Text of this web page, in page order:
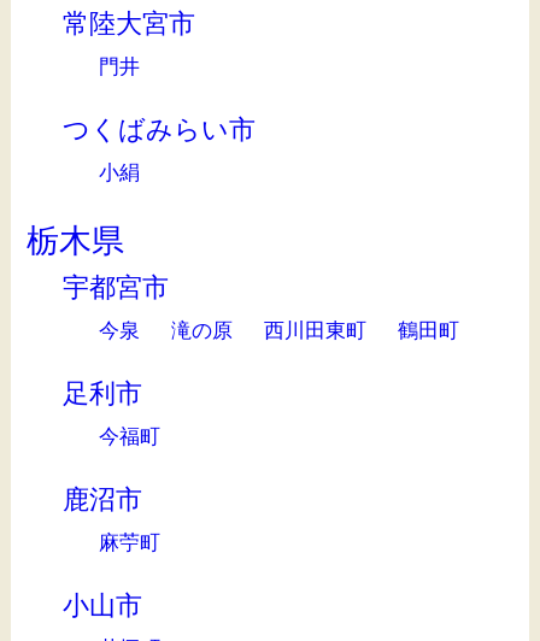
常陸大宮市
門井
つくばみらい市
小絹
栃木県
宇都宮市
今泉 滝の原 西川田東町 鶴田町
足利市
今福町
鹿沼市
麻苧町
小山市